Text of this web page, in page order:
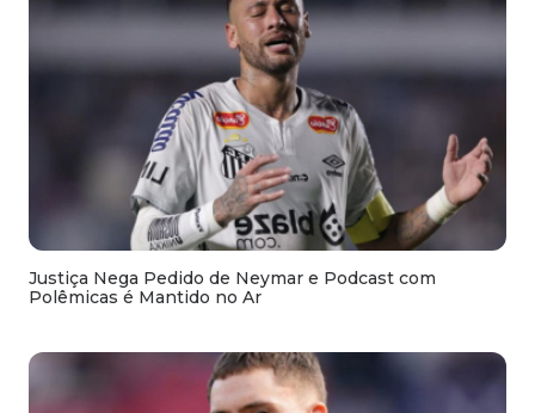
Justiça Nega Pedido de Neymar e Podcast com
Polêmicas é Mantido no Ar